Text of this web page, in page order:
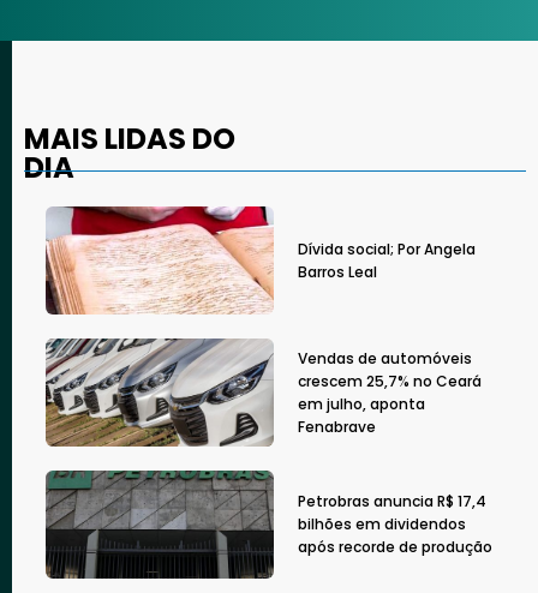
MAIS LIDAS DO
DIA
Dívida social; Por Angela
Barros Leal
Vendas de automóveis
crescem 25,7% no Ceará
em julho, aponta
Fenabrave
Petrobras anuncia R$ 17,4
bilhões em dividendos
após recorde de produção